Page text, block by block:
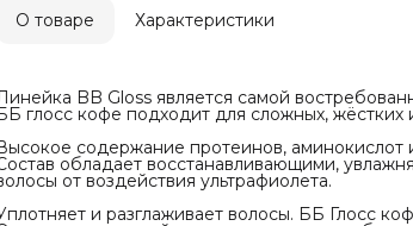
Бренд
BB Gloss
Этнический
Степень
Эффект
Есть
Питание
♥ ♥ ♡ ♡ ♡
Применение
О товаре Характеристики
BB Gloss является самой
глосс кофе подходит для сложных, жёстких
содержание протеинов,
обладает восстанавливающими,
от воздействия ультрафиолета.
и разглаживает волосы. ББ Глосс